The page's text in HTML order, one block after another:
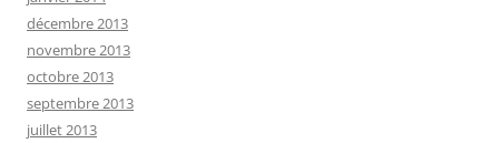
décembre 2013
novembre 2013
octobre 2013
septembre 2013
juillet 2013